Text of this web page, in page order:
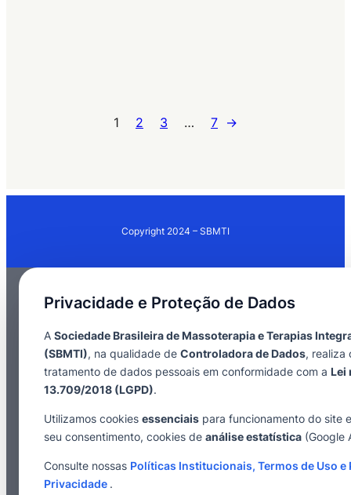
1 2 3 … 7 →
Copyright 2024 – SBMTI
Privacidade e Proteção de Dados
A Sociedade Brasileira de Massoterapia e Terapias
(SBMTI), na qualidade de Controladora de Dados, realiza
tratamento de dados pessoais em conformidade com a Lei
13.709/2018 (LGPD).
Utilizamos cookies essenciais para funcionamento do site
seu consentimento, cookies de análise estatística (Google
Consulte nossas Políticas Institucionais, Termos de Uso e
Privacidade .